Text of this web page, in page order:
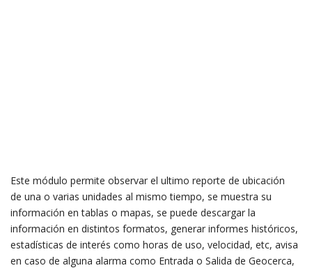
Este módulo permite observar el ultimo reporte de ubicación
de una o varias unidades al mismo tiempo, se muestra su
información en tablas o mapas, se puede descargar la
información en distintos formatos, generar informes históricos,
estadísticas de interés como horas de uso, velocidad, etc, avisa
en caso de alguna alarma como Entrada o Salida de Geocerca,